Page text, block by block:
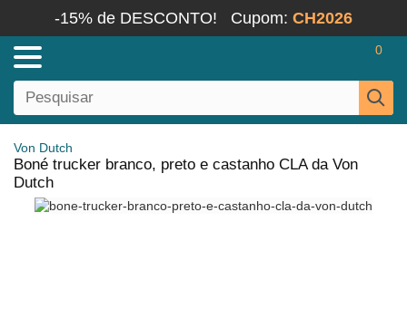
-15% de DESCONTO! Cupom: CH2026
0
Von Dutch
Boné trucker branco, preto e castanho CLA da Von
Dutch